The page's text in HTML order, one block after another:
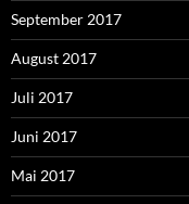
September 2017
August 2017
Juli 2017
Juni 2017
Mai 2017